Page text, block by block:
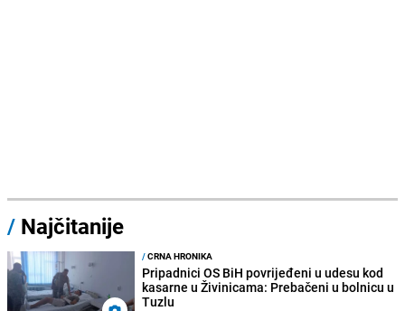
/ Najčitanije
/CRNA HRONIKA
Pripadnici OS BiH povrijeđeni u udesu kod
kasarne u Živinicama: Prebačeni u bolnicu u
Tuzlu